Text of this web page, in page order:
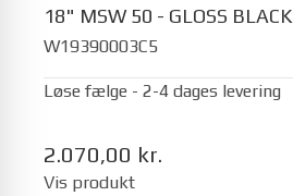
18" MSW 50 - GLOSS BLACK
W19390003C5
Løse fælge - 2-4 dages levering
2.070,00 kr.
Vis produkt